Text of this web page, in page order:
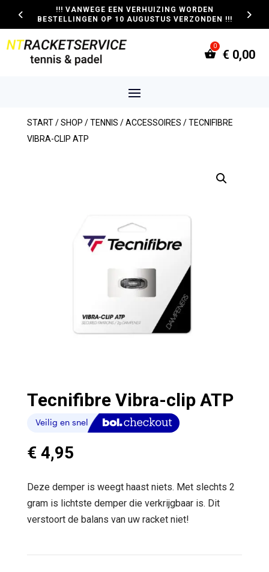
!!! VANWEGE EEN VERHUIZING WORDEN
BESTELLINGEN OP 10 AUGUSTUS VERZONDEN !!!
€ 0,00
START/SHOP /TENNIS /ACCESSOIRES / TECNIFIBRE
VIBRA-CLIP ATP
Tecnifibre Vibra-clip ATP
€4,95
Deze demper is weegt haast niets. Met slechts 2
gram is lichtste demper die verkrijgbaar is. Dit
verstoort de balans van uw racket niet!